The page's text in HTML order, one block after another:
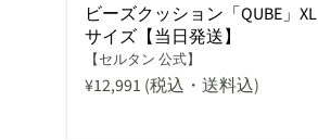
ビーズクッション「QUBE」XL
サイズ【当日発送】
【セルタン 公式】
¥12,991 (税込・送料込)